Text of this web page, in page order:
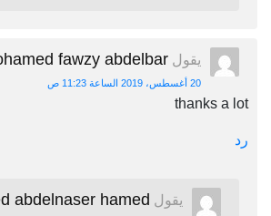
يقول fawzy abdelbar
20 أغسطس، 2019 الساعة 11:23 ص
thanks a lot
رد
يقول abdelnaser hamed